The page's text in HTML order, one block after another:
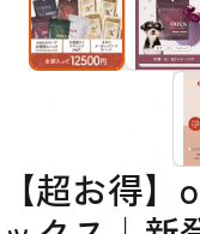
【超お得